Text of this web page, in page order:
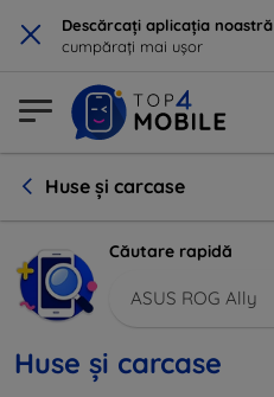
× Descărcați aplicația noastră
cumpărați mai ușor
Huse și carcase
Căutare rapidă
ASUS ROG Ally
Huse și carcase